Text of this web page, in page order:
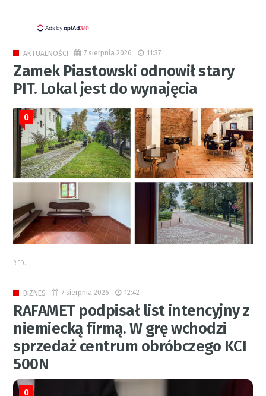
AKTUALNOŚCI 7 sierpnia 2026 11:37
Zamek Piastowski odnowił stary
PIT. Lokal jest do wynajęcia
0
RED.
BIZNES 7 sierpnia 2026 12:42
RAFAMET podpisał list intencyjny z
niemiecką firmą. W grę wchodzi
sprzedaż centrum obróbczego KCI
500N
0